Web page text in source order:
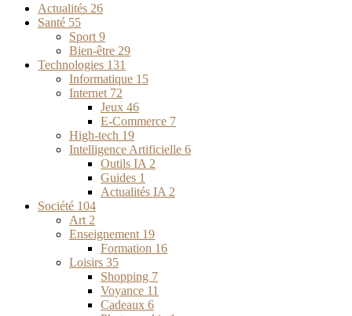
Actualités 26
Santé 55
Sport 9
Bien-être 29
Technologies 131
Informatique 15
Internet 72
Jeux 46
E-Commerce 7
High-tech 19
Intelligence Artificielle 6
Outils IA 2
Guides 1
Actualités IA 2
Société 104
Art 2
Enseignement 19
Formation 16
Loisirs 35
Shopping 7
Voyance 11
Cadeaux 6